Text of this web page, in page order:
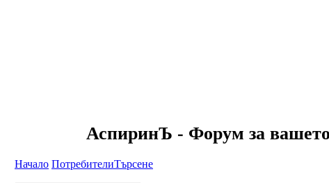
АспиринЪ - Форум за
Начало ПотребителиТърсене